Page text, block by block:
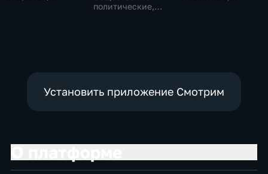
политические,
Установить приложение Смотрим